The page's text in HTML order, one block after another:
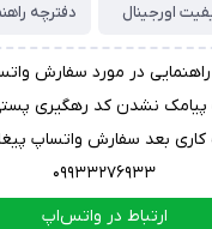
اورجینال
در مورد سفارش
نشدن کد رهگیری
۰۹۹۳۳۲۷۶۹۳۳
ارتباط در واتس‌اپ